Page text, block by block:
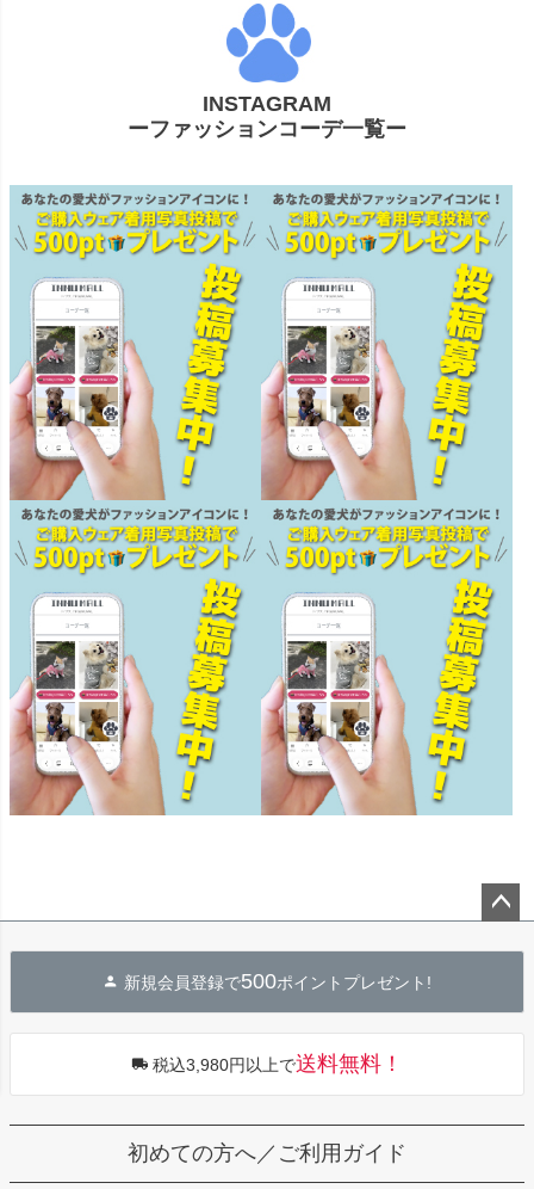
INSTAGRAM
ーファッションコーデ一覧ー
へ
新規会員登録で500ポイントプレゼント!
税込3,980円以上で送料無料！
初めての方へ／ご利用ガイド